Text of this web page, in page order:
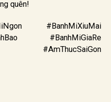
quên!
#BanhMiXiuMai
#BanhMiGiaRe
#AmThucSaiGon